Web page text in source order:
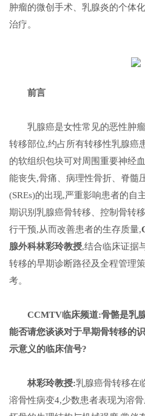
肿瘤的微创手术、乳腺炎的个体
治疗。
前言
乳腺癌是女性常见的恶性肿
转移部位,约占所有转移性乳腺癌
的软组织包块可对周围重要神经
能丧失,骨痛、病理性骨折、脊髓
(SREs)的出现,严重影响患者的自
期识别乳腺癌骨转移、控制骨转
行干预,从而改善患者的生存质量,
腺外科林彩玲教授,结合临床证据
转移的早期诊断路径及全程管理
考。
CCMTV临床频道:骨骼是乳
能否请您谈谈对于早期骨转移的
示意义的临床信号?
林彩玲教授:乳腺癌骨转移在
溶骨性病变4,少数患者表现为溶